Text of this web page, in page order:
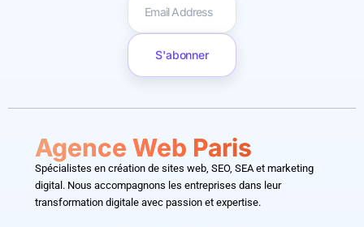
S'abonner
Agence Web Paris
Spécialistes en création de sites web, SEO, SEA et marketing
digital. Nous accompagnons les entreprises dans leur
transformation digitale avec passion et expertise.